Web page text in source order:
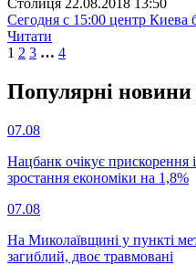
Сегодня с 15:00 центр Киева
Читати
1 2 3 … 4
Популярнi новини
07.08
Нацбанк очікує прискорення
зростання економіки на 1,8%
07.08
На Миколаївщині у пункті
загиблий, двоє травмовані